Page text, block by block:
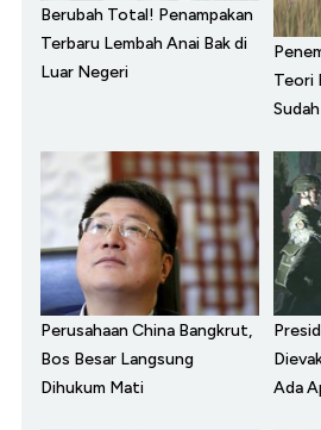
Berubah Total! Penampakan
Terbaru Lembah Anai Bak di
Luar Negeri
Teori
Perusahaan China Bangkrut,
Bos Besar Langsung
Dihukum Mati
Ada